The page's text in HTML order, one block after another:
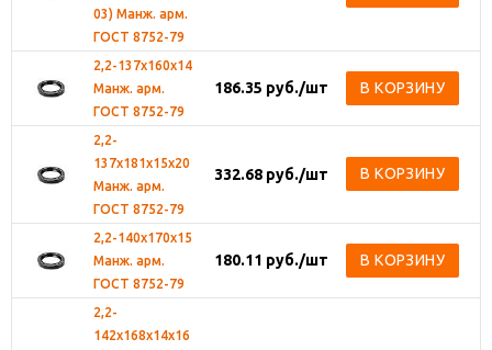
03) Манж. арм.
ГОСТ 8752-79
2,2-137х160х14
Манж. арм.
ГОСТ 8752-79
186.35 руб./шт В КОРЗИНУ
2,2-
137х181х15х20
Манж. арм.
ГОСТ 8752-79
332.68 руб./шт В КОРЗИНУ
2,2-140х170х15
Манж. арм.
ГОСТ 8752-79
180.11 руб./шт В КОРЗИНУ
2,2-
142х168х14х16